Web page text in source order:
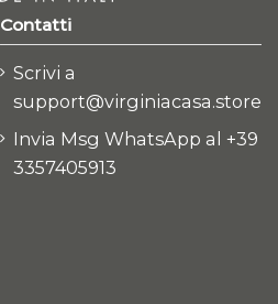
Contatti
Scrivi a
support@virginiacasa.store
Invia Msg WhatsApp al +39
3357405913